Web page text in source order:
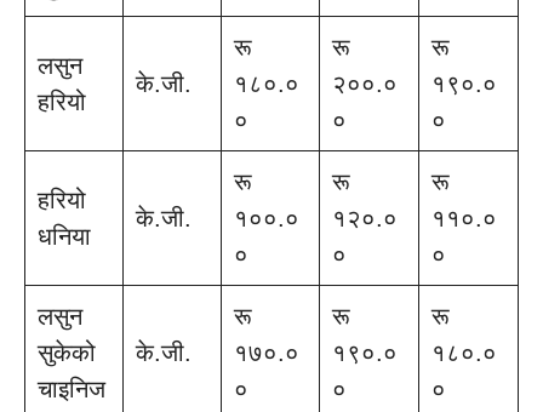
लसुन
हरियो
के.जी.
रू
१८०.०
०
रू
२००.०
०
रू
१९०.०
०
हरियो
धनिया
के.जी.
रू
१००.०
०
रू
१२०.०
०
रू
११०.०
०
लसुन
सुकेको
चाइनिज
के.जी.
रू
१७०.०
०
रू
१९०.०
०
रू
१८०.०
०